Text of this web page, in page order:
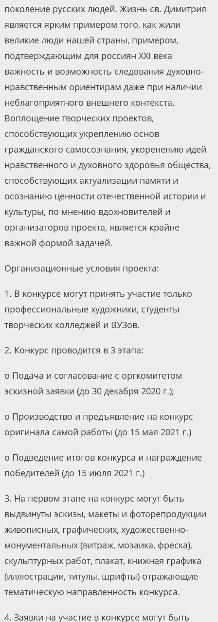
поколение русских людей. Жизнь св. Димитрия
является ярким примером того, как жили
великие люди нашей страны, примером,
подтверждающим для россиян XXI века
важность и возможность следования духовно-
нравственным ориентирам даже при наличии
неблагоприятного внешнего контекста.
Воплощение творческих проектов,
способствующих укреплению основ
гражданского самосознания, укоренению идей
нравственного и духовного здоровья общества,
способствующих актуализации памяти и
осознанию ценности отечественной истории и
культуры, по мнению вдохновителей и
организаторов проекта, является крайне
важной формой задачей.
Организационные условия проекта:
1. В конкурсе могут принять участие только
профессиональные художники, студенты
творческих колледжей и ВУЗов.
2. Конкурс проводится в 3 этапа:
o Подача и согласование с оргкомитетом
эскизной заявки (до 30 декабря 2020 г.);
o Производство и предъявление на конкурс
оригинала самой работы (до 15 мая 2021 г.)
o Подведение итогов конкурса и награждение
победителей (до 15 июля 2021 г.)
3. На первом этапе на конкурс могут быть
выдвинуты эскизы, макеты и фоторепродукции
живописных, графических, художественно-
монументальных (витраж, мозаика, фреска),
скульптурных работ, плакат, книжная графика
(иллюстрации, титулы, шрифты) отражающие
тематическую направленность конкурса.
4. Заявки на участие в конкурсе могут быть